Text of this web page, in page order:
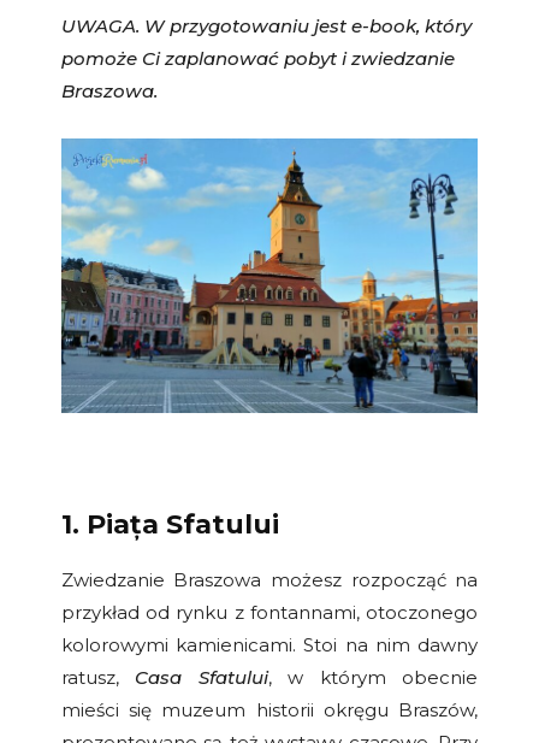
UWAGA. W przygotowaniu jest e-book, który
pomoże Ci zaplanować pobyt i zwiedzanie
Braszowa.
1. Piața Sfatului
Zwiedzanie Braszowa możesz rozpocząć na
przykład od rynku z fontannami, otoczonego
kolorowymi kamienicami. Stoi na nim dawny
ratusz, Casa Sfatului, w którym obecnie
mieści się muzeum historii okręgu Braszów,